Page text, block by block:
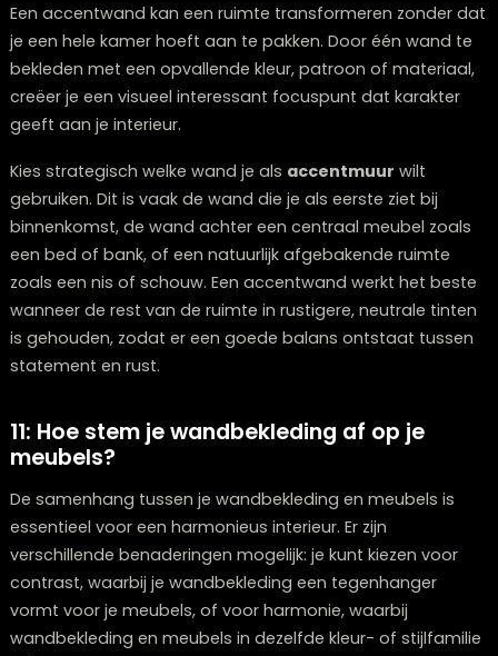
een rustiger leefomgeving.
9: Houd rekening met duurzaamheid
Bij het kiezen van wandbekleding speelt
voor steeds meer mensen een belangrijke rol. Er zijn
tegenwoordig vele eco-vriendelijke opties
van behang gemaakt van gerecycled papier tot
materialen zoals kurk, linnen of zelfs algen-
verven.
voor textiel, die garanderen dat de materialen op
verantwoorde wijze zijn geproduceerd. Kies waar
organische stoffen) om de luchtkwaliteit in huis te
verbeteren. Duurzame wandbekleding is niet alleen
voor het milieu, maar vaak ook voor je gezondheid,
het minder schadelijke chemicaliën bevat.